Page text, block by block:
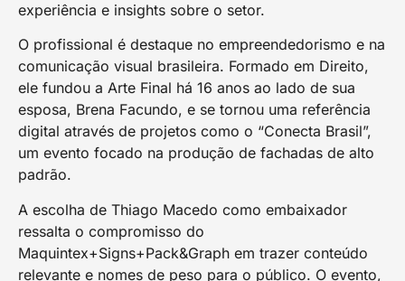
experiência e insights sobre o setor.
O profissional é destaque no empreendedorismo e na
comunicação visual brasileira. Formado em Direito,
ele fundou a Arte Final há 16 anos ao lado de sua
esposa, Brena Facundo, e se tornou uma referência
digital através de projetos como o “Conecta Brasil”,
um evento focado na produção de fachadas de alto
padrão.
A escolha de Thiago Macedo como embaixador
ressalta o compromisso do
Maquintex+Signs+Pack&Graph em trazer conteúdo
relevante e nomes de peso para o público. O evento,